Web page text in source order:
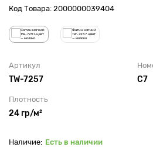
Код Товара: 2000000039404
Артикул
TW-7257 С7
Плотность
24 гр/м²
Есть в наличии